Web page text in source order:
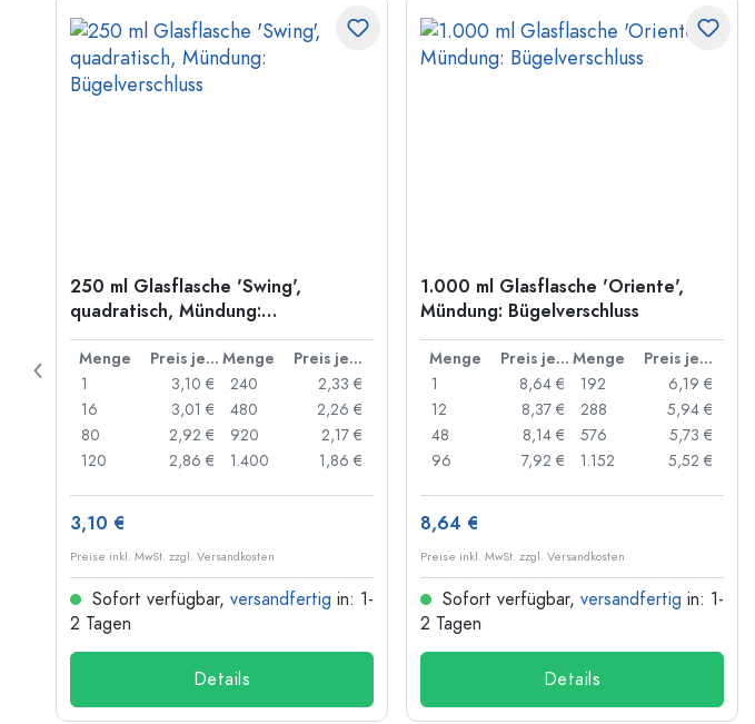
250 ml Glasflasche 'Swing',
quadratisch, Mündung:
Bügelverschluss
Menge Preis je Stück Menge
Preis je Stück
1
3,10 €
16
3,01 €
80
2,92 €
120
2,86 €
240
2,33 €
480
2,26 €
920
2,17 €
1.400
1,86 €
3,10 €
Preise inkl. MwSt. zzgl. Versandkosten
Sofort verfügbar, versandfertig in: 1-
2 Tagen
Details
1.000 ml Glasflasche 'Oriente',
Mündung: Bügelverschluss
Menge Preis je Stück Menge
Preis je Stück
1
8,64 €
12
8,37 €
48
8,14 €
96
7,92 €
192
6,19 €
288
5,94 €
576
5,73 €
1.152
5,52 €
8,64 €
Preise inkl. MwSt. zzgl. Versandkosten
Sofort verfügbar, versandfertig in: 1-
2 Tagen
Details